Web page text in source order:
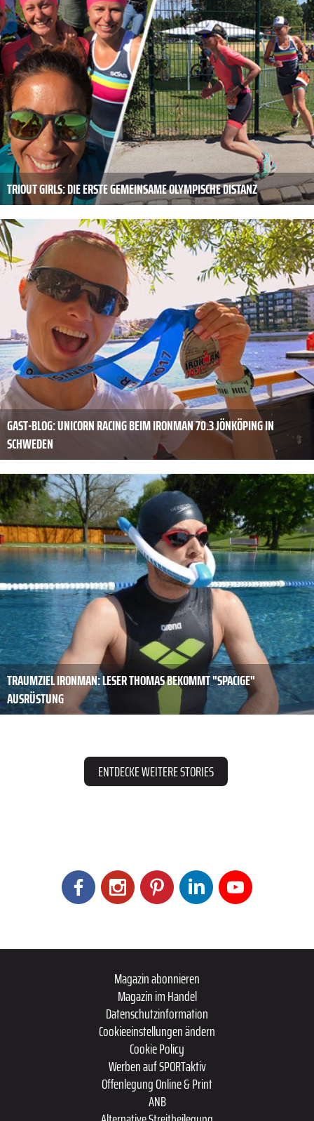
TRIOUT GIRLS: DIE ERSTE GEMEINSAME OLYMPISCHE DISTANZ
GAST-BLOG: UNICORN RACING BEIM IRONMAN 70.3 JÖNKÖPING IN
SCHWEDEN
TRAUMZIEL IRONMAN: LESER THOMAS BEKOMMT "SPACIGE"
AUSRÜSTUNG
ENTDECKE WEITERE STORIES
Magazin abonnieren
Magazin im Handel
Datenschutzinformation
Cookieeinstellungen ändern
Cookie Policy
Werben auf SPORTaktiv
Offenlegung Online & Print
ANB